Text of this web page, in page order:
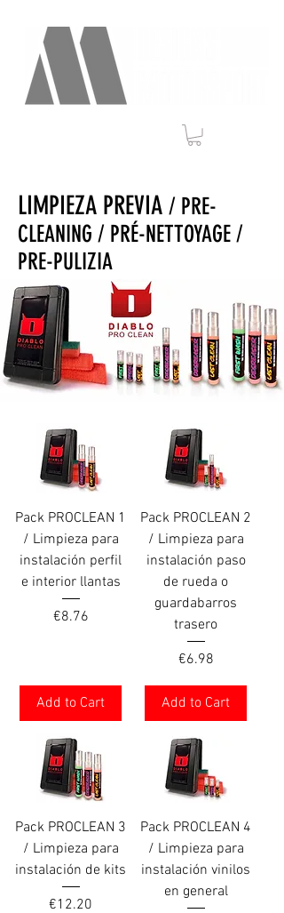
LIMPIEZA PREVIA / PRE-
CLEANING / PRÉ-NETTOYAGE /
PRE-PULIZIA
Pack PROCLEAN 1
/ Limpieza para
instalación perfil
e interior llantas
Price
€8.76
Add to Cart
Pack PROCLEAN 2
/ Limpieza para
instalación paso
de rueda o
guardabarros
trasero
Price
€6.98
Add to Cart
Pack PROCLEAN 3
/ Limpieza para
instalación de kits
Price
€12.20
Pack PROCLEAN 4
/ Limpieza para
instalación vinilos
en general